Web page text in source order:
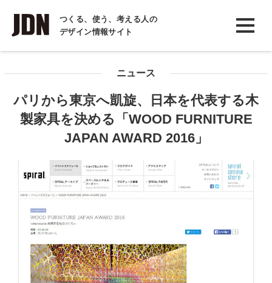
つくる、使う、考える人の
デザイン情報サイト
INTERVIEW
インタビュー
COLUMN
ニュース
パリから東京へ凱旋、日本を代表する木
製家具を決める「WOOD FURNITURE
JAPAN AWARD 2016」